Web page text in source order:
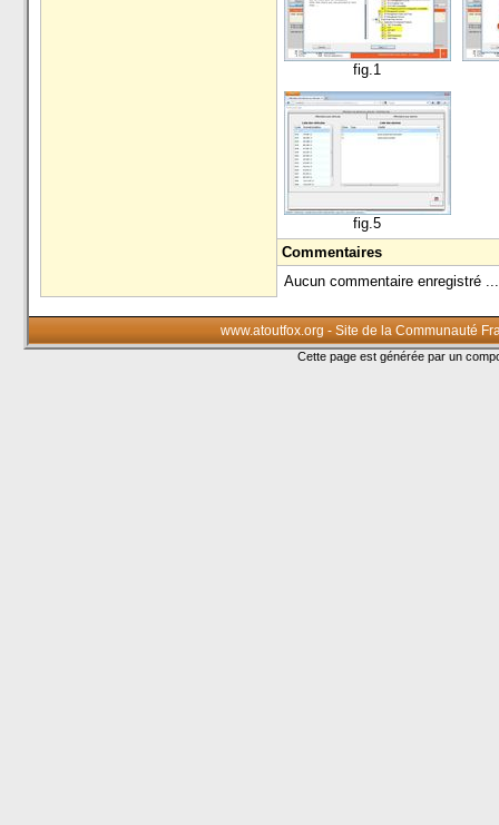
fig.1
fig.5
Commentaires
Aucun commentaire enregistré ...
www.atoutfox.org - Site de la Communauté
Cette page est générée par un